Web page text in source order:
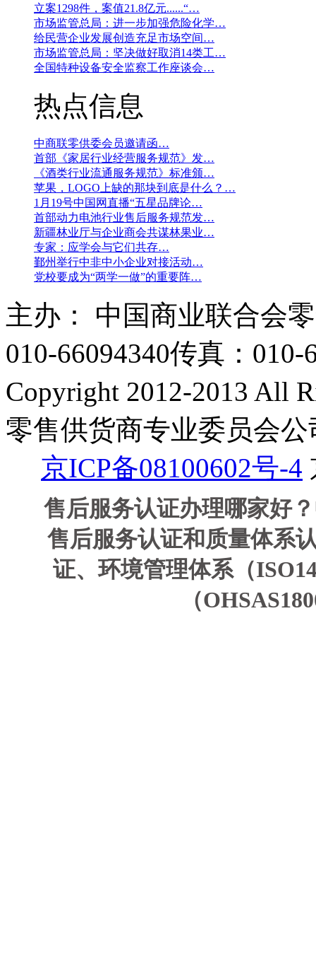
立案1298件，案值21.8亿元......“…
市场监管总局：进一步加强危险化学…
给民营企业发展创造充足市场空间…
市场监管总局：坚决做好取消14类工…
全国特种设备安全监察工作座谈会…
热点信息
中商联零供委会员邀请函…
首部《家居行业经营服务规范》发…
《酒类行业流通服务规范》标准颁…
苹果，LOGO上缺的那块到底是什么？…
1月19号中国网直播“五星品牌论…
首部动力电池行业售后服务规范发…
新疆林业厅与企业商会共谋林果业…
专家：应学会与它们共存…
鄞州举行中非中小企业对接活动…
党校要成为“两学一做”的重要阵…
主办： 中国商业联合会
010-66094340传真：010-
Copyright 2012-2013 All
零售供货商专业委员会
京ICP备08100602号-4
售后服务认证办理哪家好
售后服务认证和质量体系
证、环境管理体系（
（